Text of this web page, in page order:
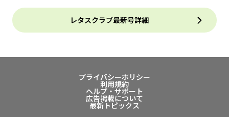
レタスクラブ最新号詳細
プライバシーポリシー
利用規約
ヘルプ・サポート
広告掲載について
最新トピックス